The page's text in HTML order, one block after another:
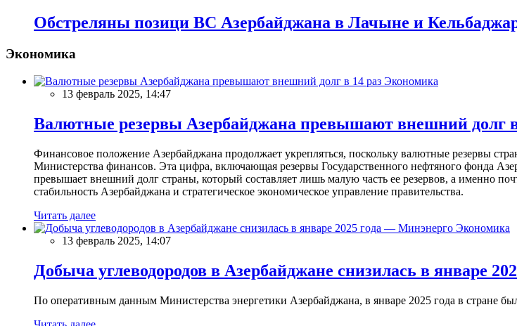
Обстреляны позици ВС Азербайджана в Лачыне и
Экономика
Экономика
13 февраль 2025, 14:47
Валютные резервы Азербайджана превышают внешний долг в
Финансовое положение Азербайджана продолжает укрепляться, поскольку валютные резервы
Министерства финансов. Эта цифра, включающая резервы Государственного нефтяного фонда
превышает внешний долг страны, который составляет лишь малую часть ее резервов, а именно
стабильность Азербайджана и стратегическое экономическое управление правительства.
Читать далее
Экономика
13 февраль 2025, 14:07
Добыча углеводородов в Азербайджане снизилась в январе
По оперативным данным Министерства энергетики Азербайджана, в январе 2025 года в стране